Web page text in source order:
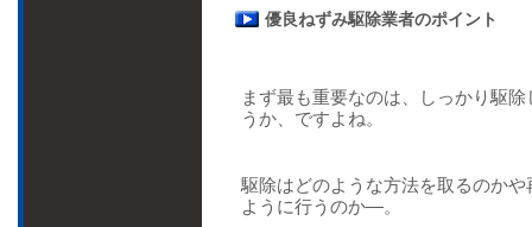
優良ねずみ駆除業者のポイント
まず最も重要なのは、しっかり駆
うか、ですよね。
駆除はどのような方法を取るのか
ように行うのか―。